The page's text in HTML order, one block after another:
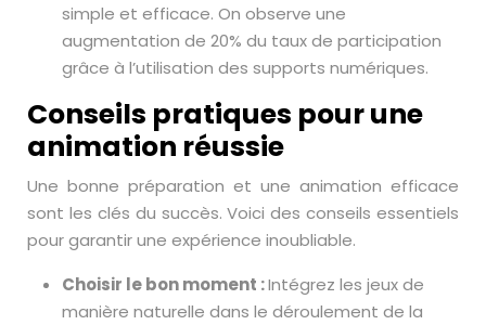
simple et efficace. On observe une
augmentation de 20% du taux de participation
grâce à l’utilisation des supports numériques.
Conseils pratiques pour une
animation réussie
Une bonne préparation et une animation efficace
sont les clés du succès. Voici des conseils essentiels
pour garantir une expérience inoubliable.
Choisir le bon moment :Intégrez les jeux de
manière naturelle dans le déroulement de la